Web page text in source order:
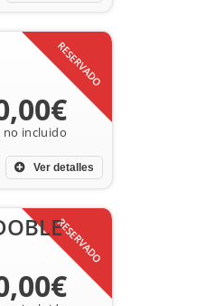
RESERVADO
Ver detalles
RESERVADO